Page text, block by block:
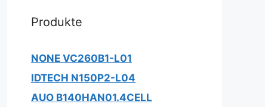
Produkte
NONE VC260B1-L01
IDTECH N150P2-L04
AUO B140HAN01.4CELL